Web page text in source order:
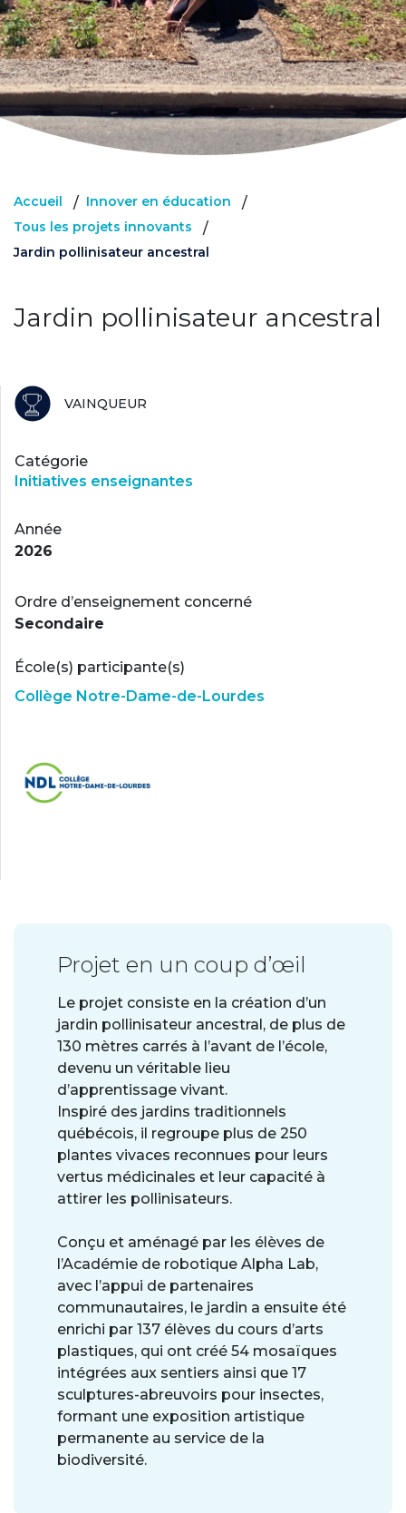
Accueil / Innover en éducation /
Tous les projets innovants /
Jardin pollinisateur ancestral
Jardin pollinisateur ancestral
VAINQUEUR
Catégorie
Initiatives enseignantes
Année
2026
Ordre d’enseignement concerné
Secondaire
École(s) participante(s)
Collège Notre-Dame-de-Lourdes
Projet en un coup d’œil
Le projet consiste en la création d’un
jardin pollinisateur ancestral, de plus de
130 mètres carrés à l’avant de l’école,
devenu un véritable lieu
d’apprentissage vivant.
Inspiré des jardins traditionnels
québécois, il regroupe plus de 250
plantes vivaces reconnues pour leurs
vertus médicinales et leur capacité à
attirer les pollinisateurs.
Conçu et aménagé par les élèves de
l’Académie de robotique Alpha Lab,
avec l’appui de partenaires
communautaires, le jardin a ensuite été
enrichi par 137 élèves du cours d’arts
plastiques, qui ont créé 54 mosaïques
intégrées aux sentiers ainsi que 17
sculptures-abreuvoirs pour insectes,
formant une exposition artistique
permanente au service de la
biodiversité.